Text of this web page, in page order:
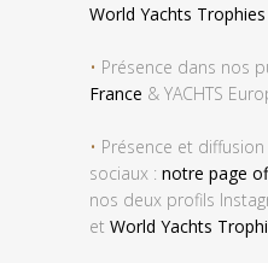
World Yachts Trophies
• Présence dans nos
France & YACHTS
• Présence et
sociaux : notre page
nos deux profils
et World Yachts